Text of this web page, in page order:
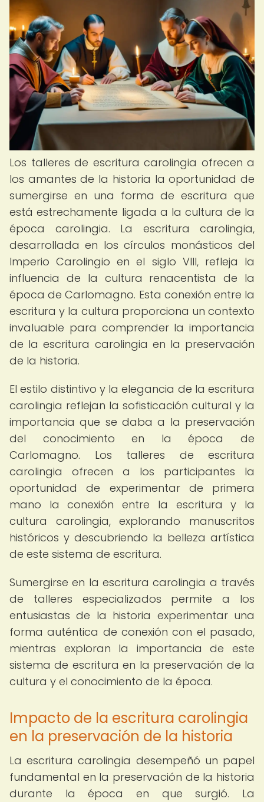
Los talleres de escritura carolingia ofrecen a
los amantes de la historia la oportunidad de
sumergirse en una forma de escritura que
está estrechamente ligada a la cultura de la
época carolingia. La escritura carolingia,
desarrollada en los círculos monásticos del
Imperio Carolingio en el siglo VIII, refleja la
influencia de la cultura renacentista de la
época de Carlomagno. Esta conexión entre la
escritura y la cultura proporciona un contexto
invaluable para comprender la importancia
de la escritura carolingia en la preservación
de la historia.
El estilo distintivo y la elegancia de la escritura
carolingia reflejan la sofisticación cultural y la
importancia que se daba a la preservación
del conocimiento en la época de
Carlomagno. Los talleres de escritura
carolingia ofrecen a los participantes la
oportunidad de experimentar de primera
mano la conexión entre la escritura y la
cultura carolingia, explorando manuscritos
históricos y descubriendo la belleza artística
de este sistema de escritura.
Sumergirse en la escritura carolingia a través
de talleres especializados permite a los
entusiastas de la historia experimentar una
forma auténtica de conexión con el pasado,
mientras exploran la importancia de este
sistema de escritura en la preservación de la
cultura y el conocimiento de la época.
Impacto de la escritura carolingia
en la preservación de la historia
La escritura carolingia desempeñó un papel
fundamental en la preservación de la historia
durante la época en que surgió. La